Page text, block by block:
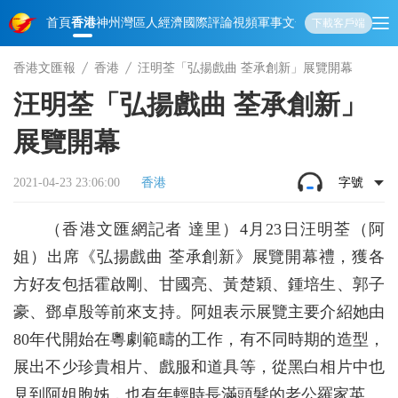
首頁香港神州 灣區人經濟國際評論視頻軍事文化 娛樂生活教育體
下載客戶端
香港文匯報 香港 汪明荃「弘揚戲曲 荃承創新」展覽開幕
汪明荃「弘揚戲曲 荃承創新」
展覽開幕
2021-04-23 23:06:00 香港 字號
（香港文匯網記者 達里）4月23日汪明荃（阿
姐）出席《弘揚戲曲 荃承創新》展覽開幕禮，獲各
方好友包括霍啟剛、甘國亮、黃楚穎、鍾培生、郭子
豪、鄧卓殷等前來支持。阿姐表示展覽主要介紹她由
80年代開始在粵劇範疇的工作，有不同時期的造型，
展出不少珍貴相片、戲服和道具等，從黑白相片中也
見到阿姐胞姊，也有年輕時長滿頭髮的老公羅家英。